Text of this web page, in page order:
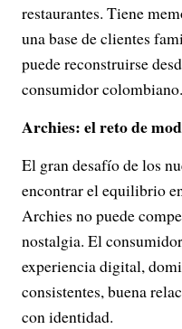
restaurantes. Tiene
una base de clientes
puede reconstruirse
consumidor colombiano.
Archies: el reto de
El gran desafío de los
encontrar el equilibrio
Archies no puede
nostalgia. El
experiencia digital,
consistentes, buena
con identidad.